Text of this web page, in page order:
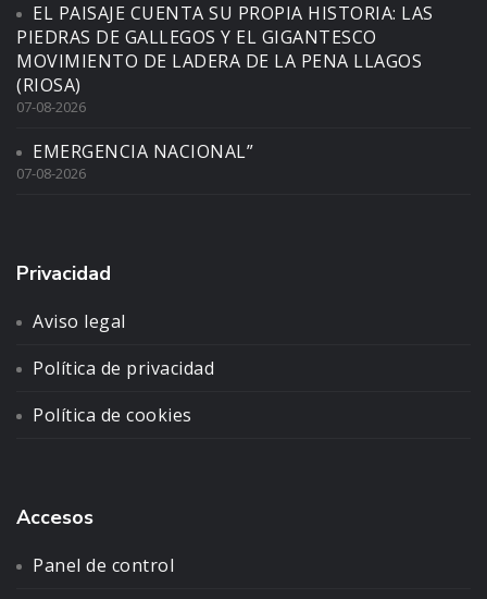
EL PAISAJE CUENTA SU PROPIA HISTORIA: LAS
PIEDRAS DE GALLEGOS Y EL GIGANTESCO
MOVIMIENTO DE LADERA DE LA PENA LLAGOS
(RIOSA)
07-08-2026
EMERGENCIA NACIONAL”
07-08-2026
Privacidad
Aviso legal
Política de privacidad
Política de cookies
Accesos
Panel de control